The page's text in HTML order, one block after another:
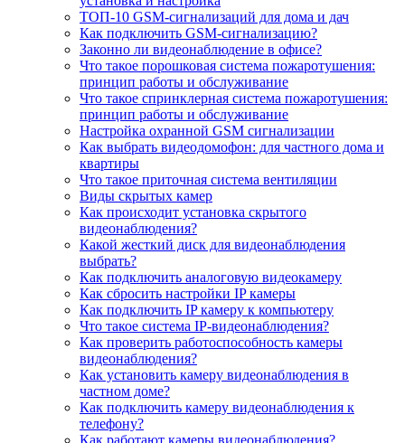
ТОП-10 GSM-сигнализаций для дома и дач
Как подключить GSM-сигнализацию?
Законно ли видеонаблюдение в офисе?
Что такое порошковая система пожаротушения:
принцип работы и обслуживание
Что такое спринклерная система пожаротушения:
принцип работы и обслуживание
Настройка охранной GSM сигнализации
Как выбрать видеодомофон: для частного дома и
квартиры
Что такое приточная система вентиляции
Виды скрытых камер
Как происходит установка скрытого
видеонаблюдения?
Какой жесткий диск для видеонаблюдения
выбрать?
Как подключить аналоговую видеокамеру
Как сбросить настройки IP камеры
Как подключить IP камеру к компьютеру
Что такое система IP-видеонаблюдения?
Как проверить работоспособность камеры
видеонаблюдения?
Как установить камеру видеонаблюдения в
частном доме?
Как подключить камеру видеонаблюдения к
телефону?
Как работают камеры видеонаблюдения?